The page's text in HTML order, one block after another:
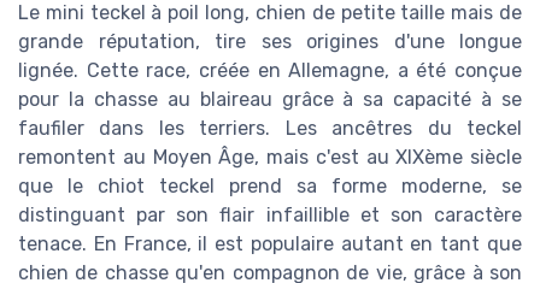
Le mini teckel à poil long, chien de petite taille mais de
grande réputation, tire ses origines d'une longue
lignée. Cette race, créée en Allemagne, a été conçue
pour la chasse au blaireau grâce à sa capacité à se
faufiler dans les terriers. Les ancêtres du teckel
remontent au Moyen Âge, mais c'est au XIXème siècle
que le chiot teckel prend sa forme moderne, se
distinguant par son flair infaillible et son caractère
tenace. En France, il est populaire autant en tant que
chien de chasse qu'en compagnon de vie, grâce à son